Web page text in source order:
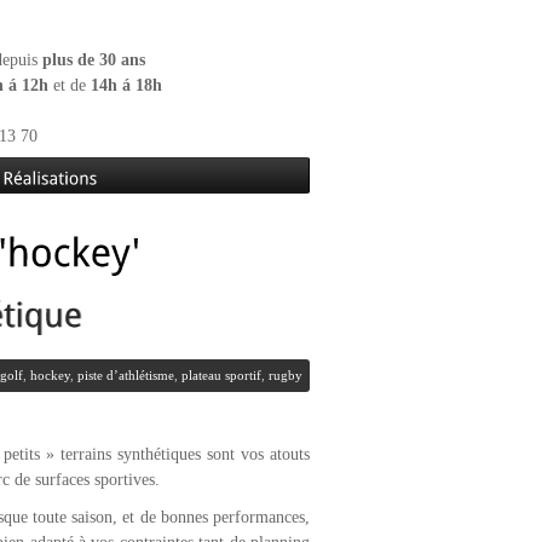
plus de 30 ans
á 12h et de 14h á 18h
70
golf hockey, piste d’athlétisme plateau sportif rugby
» terrains synthétiques sont vos atouts
de surfaces sportives.
toute saison, et de bonnes performances,